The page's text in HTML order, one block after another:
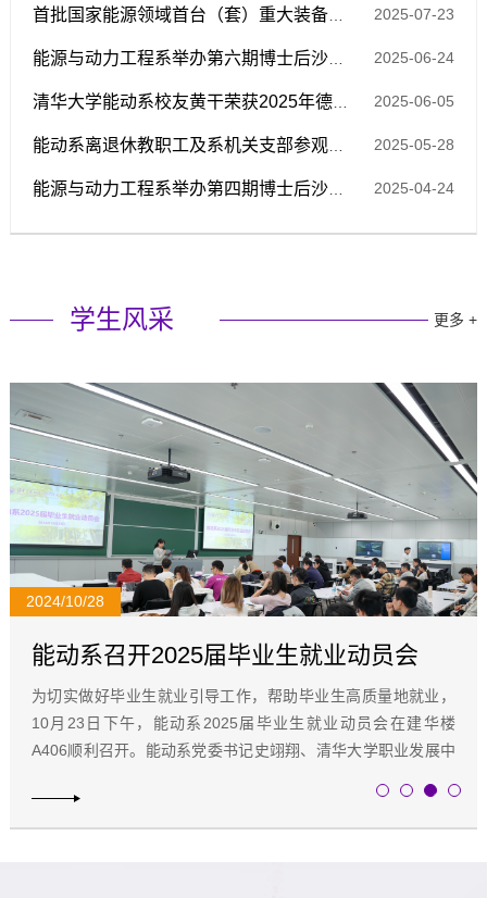
首批国家能源领域首台（套）重大装备项目顺利投产！ 2025-07-23
能源与动力工程系举办第六期博士后沙龙：打造关怀与支持的平台 2025-06-24
清华大学能动系校友黄干荣获2025年德国海德堡科学院生态奖 2025-06-05
能动系离退休教职工及系机关支部参观香山双清别墅进行爱国主... 2025-05-28
能源与动力工程系举办第四期博士后沙龙：以学术交流为桥，助... 2025-04-24
学生风采 更多 +
2024/10/28
能动系召开2025届毕业生就业动员会
为切实做好毕业生就业引导工作，帮助毕业生高质量地就业，
10月23日下午，能动系2025届毕业生就业动员会在建华楼
A406顺利召开。能动系党委书记史翊翔、清华大学职业发展中